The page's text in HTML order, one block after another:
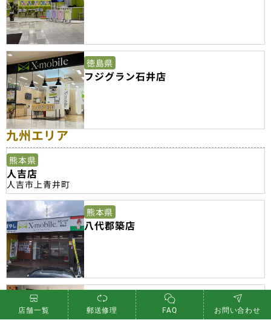
徳島県
フジグラン石井店
九州エリア
熊本県
人吉店
人吉市上青井町
熊本県
八代郡築店
福岡県
筑豊みやこ町店
店舗一覧 郵送修理 FAQ お問い合わせ